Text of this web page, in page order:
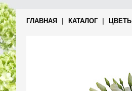
ГЛАВНАЯ КАТАЛОГ ЦВЕТЫ